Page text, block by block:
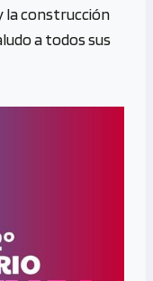
la construcción
a todos sus